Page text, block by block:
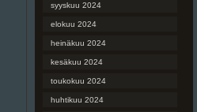
syyskuu 2024
elokuu 2024
heinäkuu 2024
kesäkuu 2024
toukokuu 2024
huhtikuu 2024